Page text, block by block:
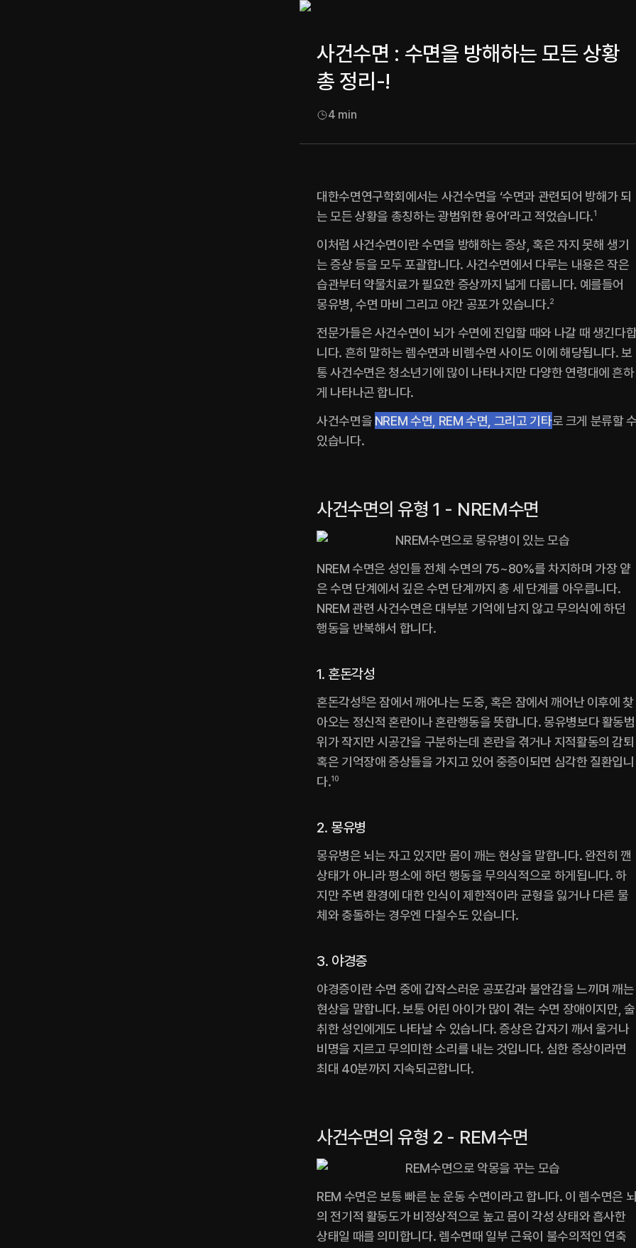
사건수면 : 수면을 방해하는 모든 상황
총 정리-!
4 min
대한수면연구학회에서는 사건수면을 ‘수면과 관련되어 방해가 되
는 모든 상황을 총칭하는 광범위한 용어’라고 적었습니다.1
이처럼 사건수면이란 수면을 방해하는 증상, 혹은 자지 못해 생기
는 증상 등을 모두 포괄합니다. 사건수면에서 다루는 내용은 작은
습관부터 약물치료가 필요한 증상까지 넓게 다룹니다. 예를들어
몽유병, 수면 마비 그리고 야간 공포가 있습니다.2
전문가들은 사건수면이 뇌가 수면에 진입할 때와 나갈 때 생긴다
니다. 흔히 말하는 렘수면과 비렘수면 사이도 이에 해당됩니다. 보
통 사건수면은 청소년기에 많이 나타나지만 다양한 연령대에 흔하
게 나타나곤 합니다.
사건수면을 NREM 수면, REM 수면, 그리고 기타로 크게 분류할
있습니다.
‍사건수면의 유형 1 - NREM수면
NREM 수면은 성인들 전체 수면의 75~80%를 차지하며 가장 얕
은 수면 단계에서 깊은 수면 단계까지 총 세 단계를 아우릅니다.
NREM 관련 사건수면은 대부분 기억에 남지 않고 무의식에 하던
행동을 반복해서 합니다.
1. 혼돈각성
혼돈각성8은 잠에서 깨어나는 도중, 혹은 잠에서 깨어난 이후에 찾
아오는 정신적 혼란이나 혼란행동을 뜻합니다. 몽유병보다 활동범
위가 작지만 시공간을 구분하는데 혼란을 겪거나 지적활동의 감퇴
혹은 기억장애 증상들을 가지고 있어 중증이되면 심각한 질환입니
다.10
2. 몽유병
몽유병은 뇌는 자고 있지만 몸이 깨는 현상을 말합니다. 완전히 깬
상태가 아니라 평소에 하던 행동을 무의식적으로 하게됩니다. 하
지만 주변 환경에 대한 인식이 제한적이라 균형을 잃거나 다른 물
체와 충돌하는 경우엔 다칠수도 있습니다.
3. 야경증
야경증이란 수면 중에 갑작스러운 공포감과 불안감을 느끼며 깨는
현상을 말합니다. 보통 어린 아이가 많이 겪는 수면 장애이지만, 술
취한 성인에게도 나타날 수 있습니다. 증상은 갑자기 깨서 울거나
비명을 지르고 무의미한 소리를 내는 것입니다. 심한 증상이라면
최대 40분까지 지속되곤합니다.
‍사건수면의 유형 2 - REM수면
REM 수면은 보통 빠른 눈 운동 수면이라고 합니다. 이 렘수면은
의 전기적 활동도가 비정상적으로 높고 몸이 각성 상태와 흡사한
상태일 때를 의미합니다. 렘수면때 일부 근육이 불수의적인 연축